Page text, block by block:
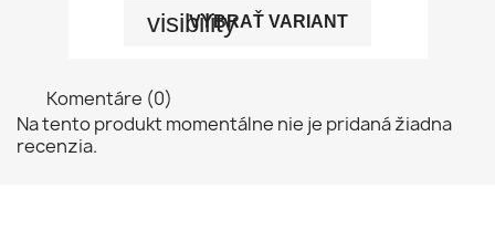
visibility
VYBRAŤ VARIANT
Komentáre (0)
Na tento produkt momentálne nie je pridaná žiadna
recenzia.